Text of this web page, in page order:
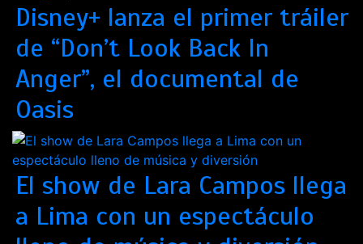
Disney+ lanza el primer tráiler
de “Don’t Look Back In
Anger”, el documental de
Oasis
El show de Lara Campos llega
a Lima con un espectáculo